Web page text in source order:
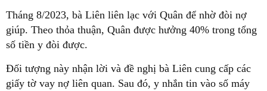
Tháng 8/2023, bà Liên liên lạc với Quân để nhờ đòi nợ
giúp. Theo thỏa thuận, Quân được hưởng 40% trong tổng
số tiền y đòi được.
Đối tượng này nhận lời và đề nghị bà Liên cung cấp các
giấy tờ vay nợ liên quan. Sau đó, y nhắn tin vào số máy